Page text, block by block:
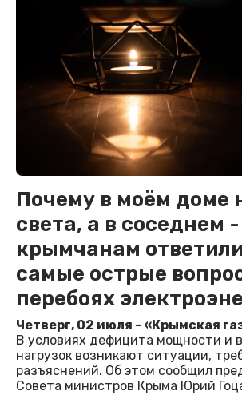
Почему в моём доме
света, а в соседнем
крымчанам
самые острые
перебоях
Четверг, 02 июля - «Крымская
В условиях дефицита мощности и
нагрузок возникают ситуации,
разъяснений. Об этом сообщил
Совета министров Крыма Юрий